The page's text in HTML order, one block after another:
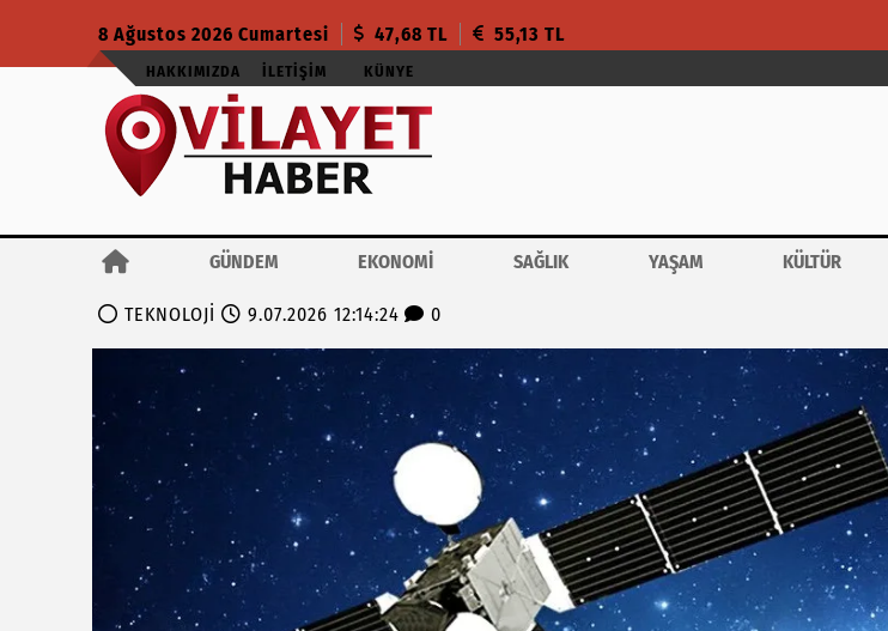
8 Ağustos 2026 Cumartesi 47,68 TL 55,13 TL
HAKKIMIZDA İLETIŞIM KÜNYE
GÜNDEM EKONOMİ SAĞLIK YAŞAM KÜLTÜR
TEKNOLOJİ 9.07.2026 12:14:24 0